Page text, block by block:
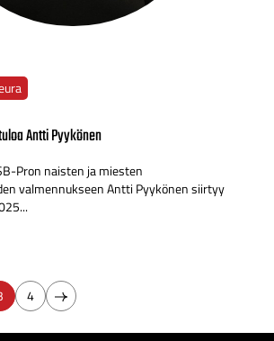
Antti Pyykönen
Pron naisten ja miesten
valmennukseen Antti Pyykönen siirtyy
4 Seuraava
sivu